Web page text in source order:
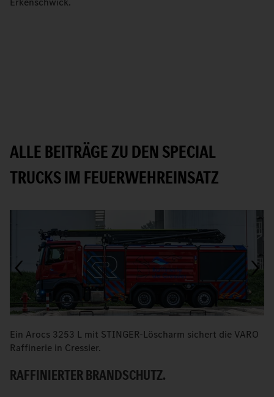
ALLE BEITRÄGE ZU DEN SPECIAL
TRUCKS IM FEUERWEHREINSATZ
Ein Arocs 3253 L mit STINGER-Löscharm sichert die VARO
Raffinerie in Cressier.
RAFFINIERTER BRANDSCHUTZ.